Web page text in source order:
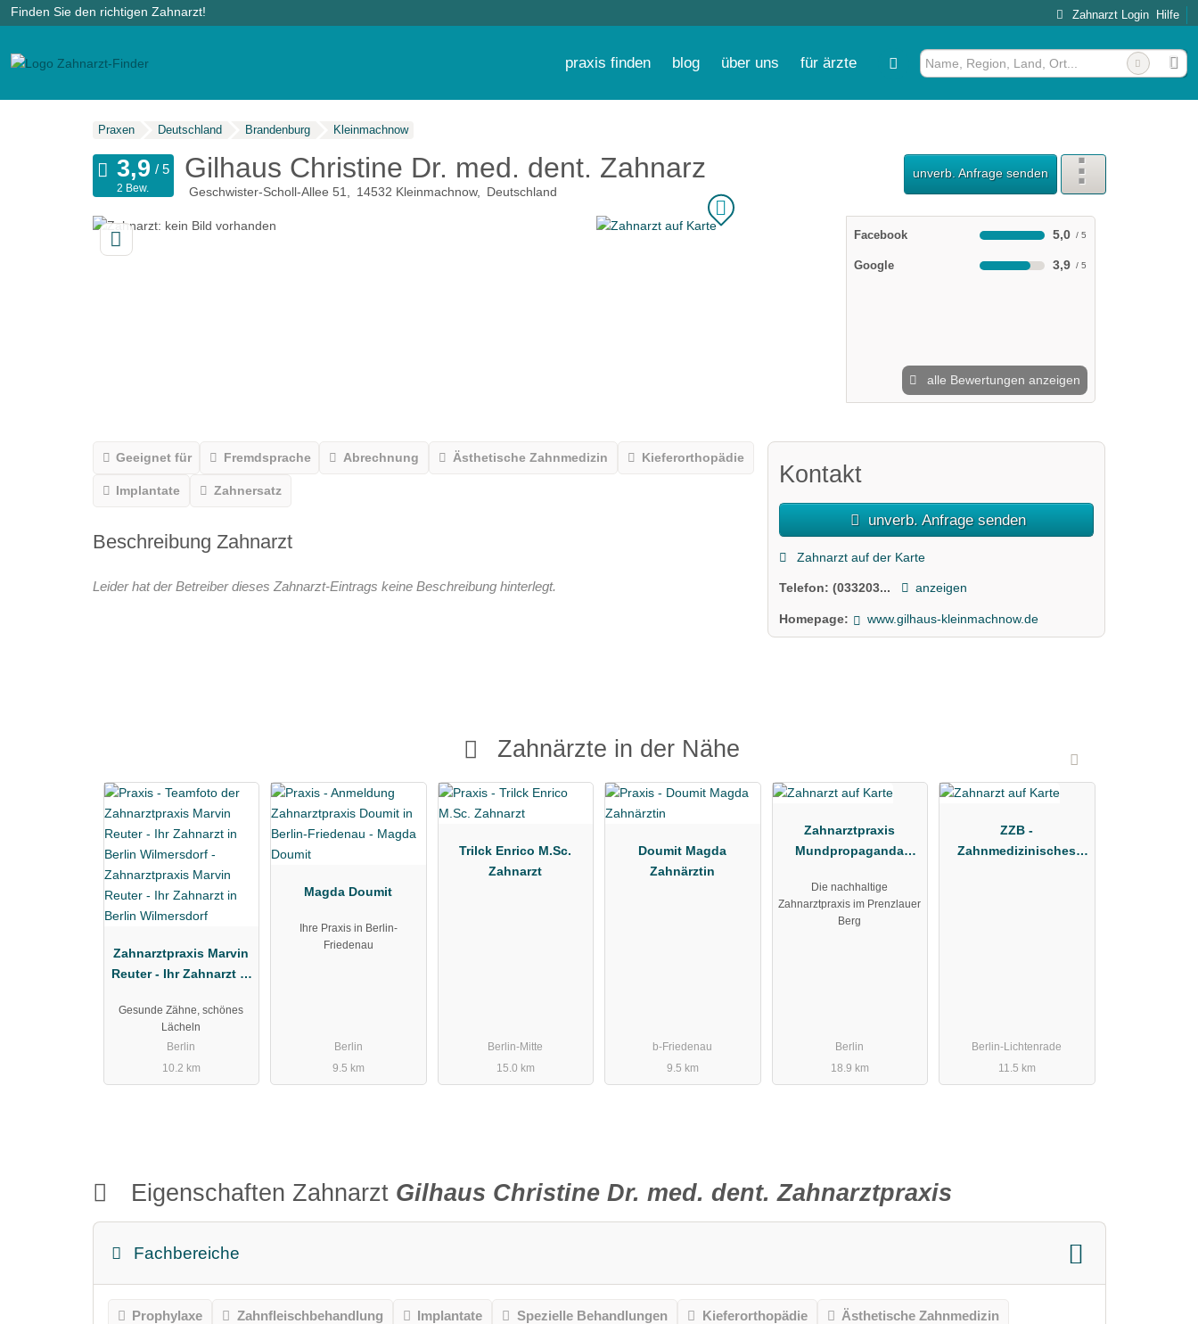
Finden Sie den richtigen Zahnarzt! Zahnarzt Login Hilfe
praxis finden blog über uns für ärzte
Praxen Deutschland Brandenburg Kleinmachnow
Gilhaus Christine Dr. med. dent. Zahnarztpraxis
Geschwister-Scholl-Allee 51 14532 Kleinmachnow Deutschland
unverb. Anfrage senden
2 Bew.
Facebook 5,0
Google 3,9
alle Bewertungen anzeigen
Geeignet für Fremdsprache Abrechnung Ästhetische Zahnmedizin Kieferorthopädie
Implantate Zahnersatz
Beschreibung Zahnarzt
Leider hat der Betreiber dieses Zahnarzt-Eintrags keine Beschreibung hinterlegt.
Kontakt
unverb. Anfrage senden
Zahnarzt auf der Karte
Telefon:(033203... anzeigen
Homepage: www.gilhaus-kleinmachnow.de
Zahnärzte in der Nähe
Zahnarztpraxis Marvin
Reuter - Ihr Zahnarzt in
Gesunde Zähne, schönes
Lächeln
Berlin
10.2 km
Magda Doumit
Ihre Praxis in Berlin-
Friedenau
Berlin
9.5 km
Trilck Enrico M.Sc.
Zahnarzt
Berlin-Mitte
15.0 km
Doumit Magda
Zahnärztin
b-Friedenau
9.5 km
Zahnarztpraxis
Mundpropaganda
Die nachhaltige
Zahnarztpraxis im Prenzlauer
Berg
Berlin
18.9 km
ZZB -
Zahnmedizinisches
Berlin-Lichtenrade
11.5 km
Eigenschaften Zahnarzt Gilhaus Christine Dr. med. dent. Zahnarztpraxis
Fachbereiche
Prophylaxe Zahnfleischbehandlung Implantate Spezielle Behandlungen Kieferorthopädie Ästhetische Zahnmedizin